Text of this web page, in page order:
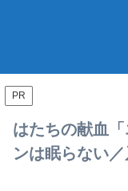
PR
はたちの献血
ンは眠らない／